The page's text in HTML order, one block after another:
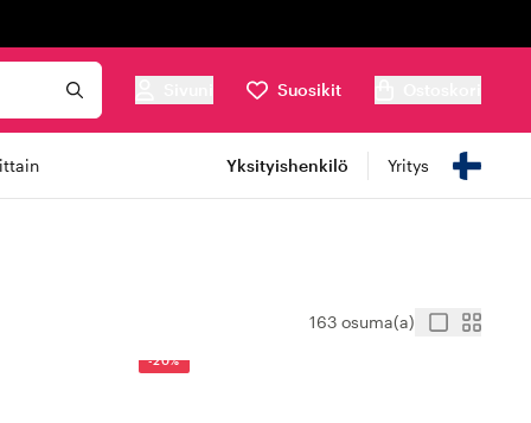
Suosikit
Yksityishenkilö Yritys
163 osuma(a)
-20%